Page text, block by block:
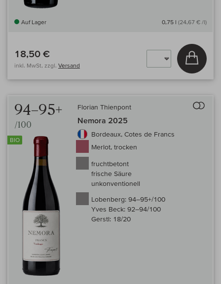
Auf Lager 0,75 l (24,67 € /l)
18,50 €
inkl. MwSt, zzgl. Versand
In
94–95+
/100
BIO
Florian Thienpont
Nemora 2025
Bordeaux, Cotes de Francs
Merlot, trocken
fruchtbetont
frische Säure
unkonventionell
Lobenberg: 94–95+/100
Yves Beck: 92–94/100
Gerstl: 18/20